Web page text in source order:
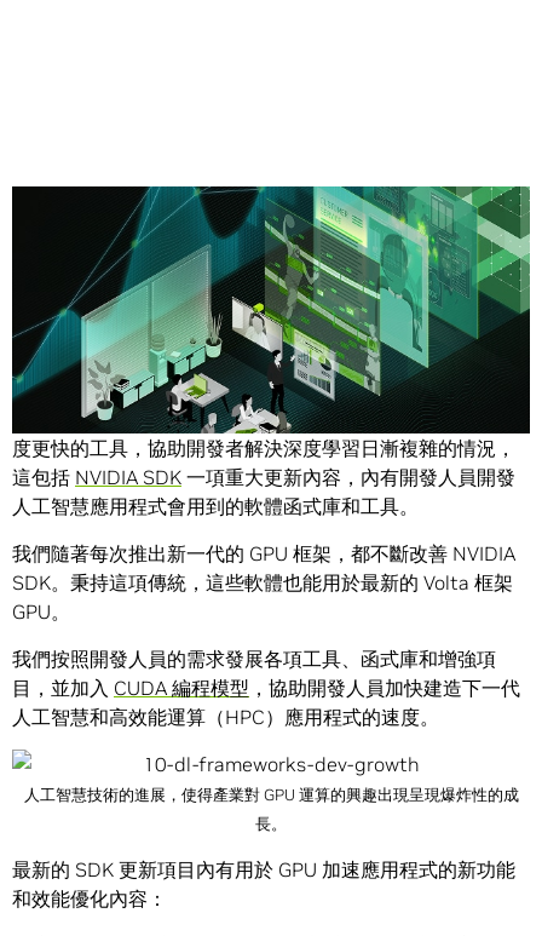
NVIDIA 今日宣布為軟體開發界提供多項效能更優秀、處理速
度更快的工具，協助開發者解決深度學習日漸複雜的情況，
這包括 NVIDIA SDK 一項重大更新內容，內有開發人員開發
人工智慧應用程式會用到的軟體函式庫和工具。
我們隨著每次推出新一代的 GPU 框架，都不斷改善 NVIDIA
SDK。秉持這項傳統，這些軟體也能用於最新的 Volta 框架
GPU。
我們按照開發人員的需求發展各項工具、函式庫和增強項
目，並加入 CUDA 編程模型 ，協助開發人員加快建造下一代
人工智慧和高效能運算（HPC）應用程式的速度。
人工智慧技術的進展，使得產業對 GPU 運算的興趣出現呈現爆炸性的成
長。
最新的 SDK 更新項目內有用於 GPU 加速應用程式的新功能
和效能優化內容：